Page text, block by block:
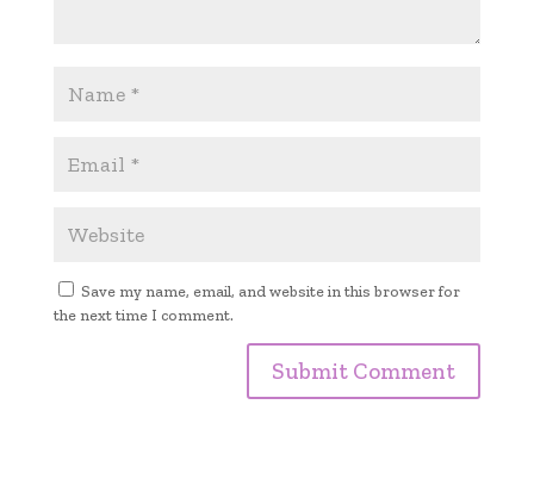
Save my name, email, and website in this browser for
the next time I comment.